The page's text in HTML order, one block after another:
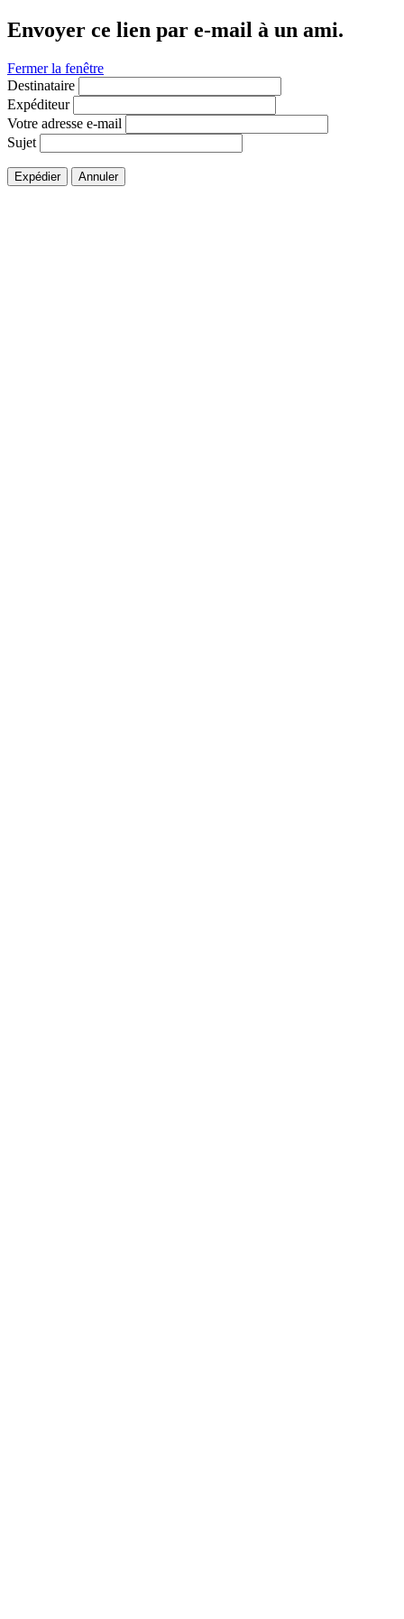
Envoyer ce lien par e-mail à un ami.
Fermer la fenêtre
Destinataire
Expéditeur
Votre adresse e-mail
Sujet
Expédier Annuler